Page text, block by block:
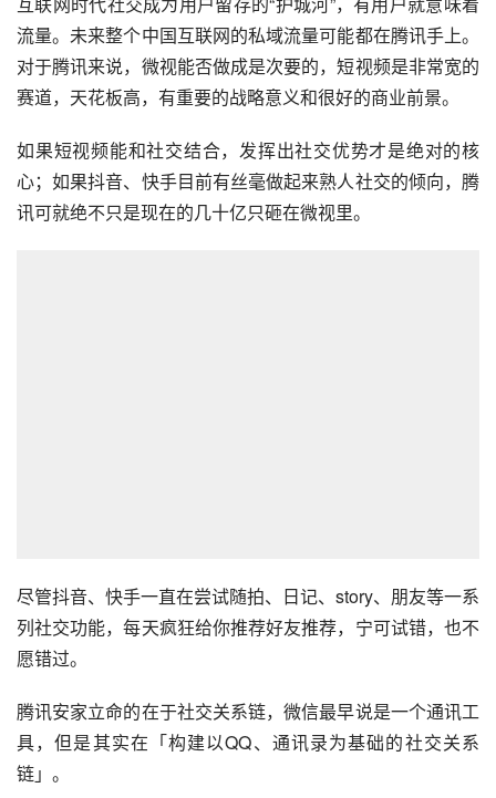
流量。未来整个中国互联网的私域流量可能都在腾讯手上。
对于腾讯来说，微视能否做成是次要的，短视频是非常宽的
赛道，天花板高，有重要的战略意义和很好的商业前景。
如果短视频能和社交结合，发挥出社交优势才是绝对的核
心；如果抖音、快手目前有丝毫做起来熟人社交的倾向，腾
讯可就绝不只是现在的几十亿只砸在微视里。
尽管抖音、快手一直在尝试随拍、日记、story、朋友等一系
列社交功能，每天疯狂给你推荐好友推荐，宁可试错，也不